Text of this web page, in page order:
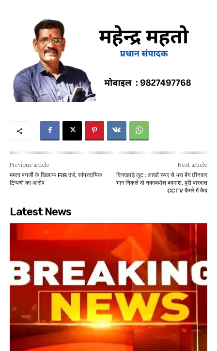
Previous article
ममता बनर्जी के खिलाफ FIR दर्ज, सांप्रदायिक
टिप्पणी का आरोप
Next article
दिनदहाड़े लूट : लाखों रुपए से भरा बैग छीनकर
भाग निकले दो नकाबपोश बदमाश, पूरी वारदात
CCTV कैमरे में कैद
Latest News